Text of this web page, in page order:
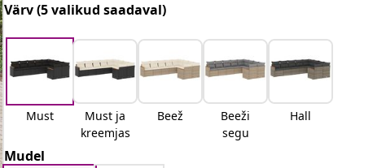
Värv(5 valikud saadaval)
Must
Must ja
kreemjas
Beež
Beeži
segu
Hall
Mudel